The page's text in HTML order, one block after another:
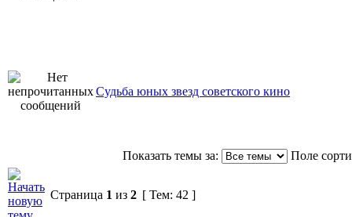
Судьба юных звезд советского кино
Показать темы за: Поле
Страница 1 из 2 [ Тем: 42 ]